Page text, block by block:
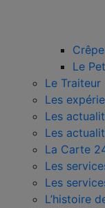
Le
Le Traiteur
Les
Les
Les
La Carte
Les
Les
L’histoire